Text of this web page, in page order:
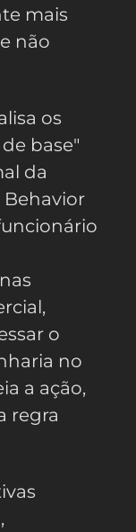
mais
não
os
base"
da
Behavior
o
no
a ação,
regra
,